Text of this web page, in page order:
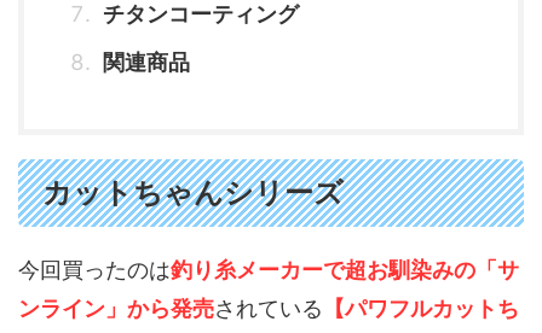
チタンコーティング
関連商品
カットちゃんシリーズ
今回買ったのは釣り糸メーカーで超お馴染みの「サ
ンライン」から発売されている 【パワフルカットち